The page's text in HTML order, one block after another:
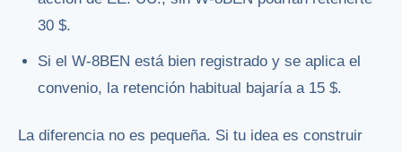
30 $.
Si el W-8BEN está bien registrado y se aplica el
convenio, la retención habitual bajaría a 15 $.
La diferencia no es pequeña. Si tu idea es construir